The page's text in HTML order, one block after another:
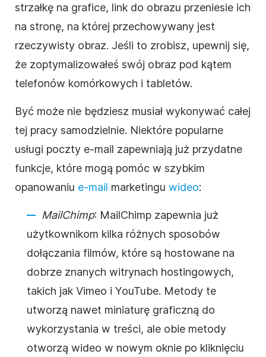
strzałkę na grafice, link do obrazu przeniesie ich
na stronę, na której przechowywany jest
rzeczywisty obraz. Jeśli to zrobisz, upewnij się,
że zoptymalizowałeś swój obraz pod kątem
telefonów komórkowych i tabletów.
Być może nie będziesz musiał wykonywać całej
tej pracy samodzielnie. Niektóre popularne
usługi poczty e-mail zapewniają już przydatne
funkcje, które mogą pomóc w szybkim
opanowaniu e-mail marketingu wideo:
MailChimp: MailChimp zapewnia już
użytkownikom kilka różnych sposobów
dołączania filmów, które są hostowane na
dobrze znanych witrynach hostingowych,
takich jak Vimeo i YouTube. Metody te
utworzą nawet miniaturę graficzną do
wykorzystania w treści, ale obie metody
otworzą wideo w nowym oknie po kliknięciu